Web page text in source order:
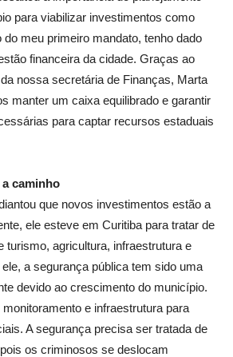
para viabilizar investimentos como
do meu primeiro mandato, tenho dado
financeira da cidade. Graças ao
nossa secretária de Finanças, Marta
manter um caixa equilibrado e garantir
para captar recursos estaduais
caminho
que novos investimentos estão a
ele esteve em Curitiba para tratar de
turismo, agricultura, infraestrutura e
a segurança pública tem sido uma
devido ao crescimento do município.
e infraestrutura para
A segurança precisa ser tratada de
os criminosos se deslocam